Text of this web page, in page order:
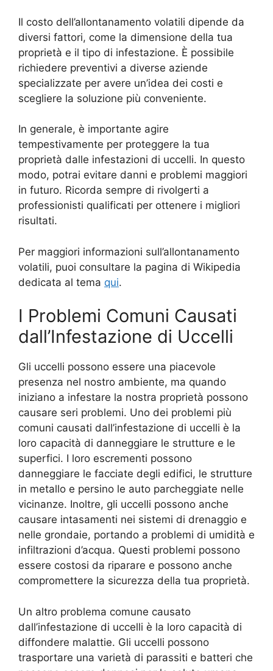
Il costo dell’allontanamento volatili dipende da
diversi fattori, come la dimensione della tua
proprietà e il tipo di infestazione. È possibile
richiedere preventivi a diverse aziende
specializzate per avere un’idea dei costi e
scegliere la soluzione più conveniente.
In generale, è importante agire
tempestivamente per proteggere la tua
proprietà dalle infestazioni di uccelli. In questo
modo, potrai evitare danni e problemi maggiori
in futuro. Ricorda sempre di rivolgerti a
professionisti qualificati per ottenere i migliori
risultati.
Per maggiori informazioni sull’allontanamento
volatili, puoi consultare la pagina di Wikipedia
dedicata al tema qui.
I Problemi Comuni Causati
dall’Infestazione di Uccelli
Gli uccelli possono essere una piacevole
presenza nel nostro ambiente, ma quando
iniziano a infestare la nostra proprietà possono
causare seri problemi. Uno dei problemi più
comuni causati dall’infestazione di uccelli è la
loro capacità di danneggiare le strutture e le
superfici. I loro escrementi possono
danneggiare le facciate degli edifici, le strutture
in metallo e persino le auto parcheggiate nelle
vicinanze. Inoltre, gli uccelli possono anche
causare intasamenti nei sistemi di drenaggio e
nelle grondaie, portando a problemi di umidità e
infiltrazioni d’acqua. Questi problemi possono
essere costosi da riparare e possono anche
compromettere la sicurezza della tua proprietà.
Un altro problema comune causato
dall’infestazione di uccelli è la loro capacità di
diffondere malattie. Gli uccelli possono
trasportare una varietà di parassiti e batteri che